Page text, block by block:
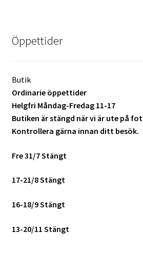
Arkivering
Fyndhörnan
Luppar & Förstoringsglas
Begagnat & Fynd
Studio & Ljuskontroll
Skrivare & Tillbehör
Skanner
Öppettider
Butik
Ordinarie öppettider
Helgfri Måndag-Fredag 11-17
Butiken är stängd när vi är ute på
Kontrollera gärna innan ditt besök.
Fre 31/7 Stängt
17-21/8 Stängt
16-18/9 Stängt
13-20/11 Stängt